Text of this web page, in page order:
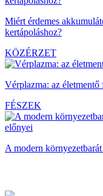
Miért érdemes
kertápoláshoz?
KÖZÉRZET
Vérplazma: az életmentő
FÉSZEK
A modern